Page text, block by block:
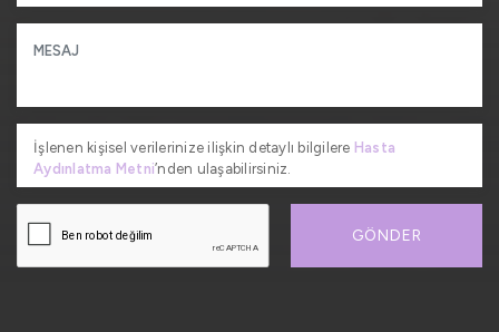
İşlenen kişisel verilerinize ilişkin detaylı bilgilere Hasta
Aydınlatma Metni’nden ulaşabilirsiniz.
GÖNDER